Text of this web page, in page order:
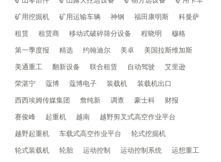
矿用挖掘机
矿用运输车辆 神钢 福田康明斯
科曼萨
租赁
租赁商 移动式破碎筛分设备 程晓明
穆格
第一季度报
精选 约翰迪尔 美卓
美国拉斯维加斯
美通重工
翻新设备 联合租赁 自动驾驶
艾里逊
荣湛宁
蔻博 蔻博电子 装载机
装载机出口
西西埃姆传媒集团
詹纯新 调查 豪士科
财报
赛俊峰
起重机 越南
越野剪叉式高空作业平台
越野起重机
车载式高空作业平台
轮式挖掘机
轮式装载机
轮胎 运动控制 运动控制系统
运想重工